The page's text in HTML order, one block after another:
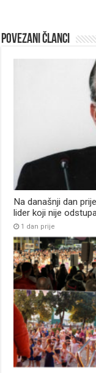
Povezani članci
Na današnji dan
lider koji nije
1 dan prije